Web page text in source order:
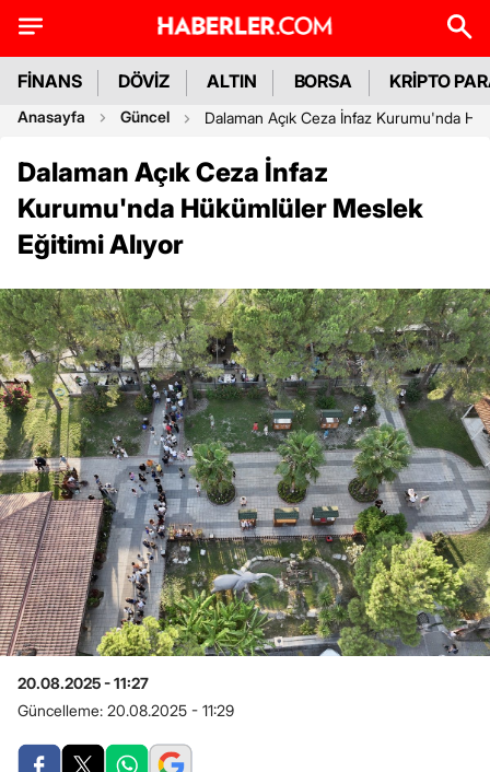
FİNANS DÖVİZ ALTIN BORSA KRİPTO
Anasayfa Güncel Dalaman Açık Ceza İnfaz Kurumu'nda
Dalaman Açık Ceza İnfaz
Kurumu'nda Hükümlüler Meslek
Eğitimi Alıyor
20.08.2025 - 11:27
Güncelleme: 20.08.2025 - 11:29